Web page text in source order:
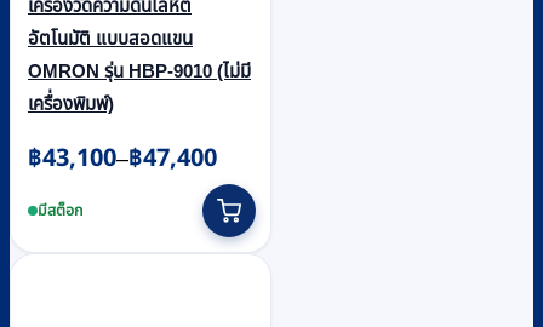
เครื่องวัดความดันโลหิต
อัตโนมัติ แบบสอดแขน
OMRON รุ่น HBP-9010 (ไม่มี
เครื่องพิมพ์)
฿43,100–฿47,400
Price
range:
฿43,100
มีสต็อก
product